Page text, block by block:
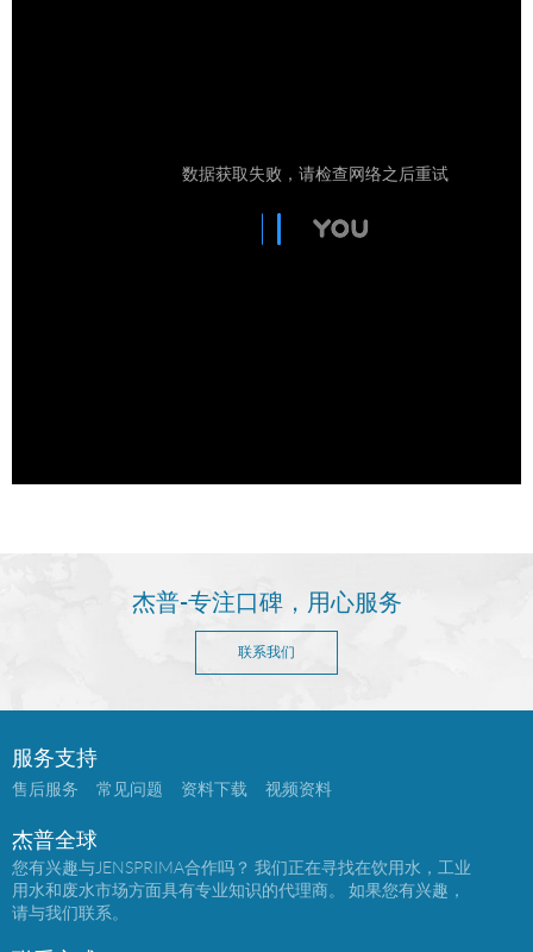
杰普-专注口碑，用心服务
联系我们
服务支持
售后服务 常见问题 资料下载 视频资料
杰普全球
您有兴趣与JENSPRIMA合作吗？ 我们正在寻找在饮用水，工业
用水和废水市场方面具有专业知识的代理商。 如果您有兴趣，
请与我们联系。